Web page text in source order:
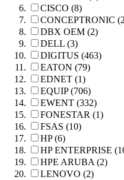
CISCO (8)
CONCEPTRONIC
DBX OEM (2)
DELL (3)
DIGITUS (463)
EATON (79)
EDNET (1)
EQUIP (706)
EWENT (332)
FONESTAR (1)
FSAS (10)
HP (6)
HP ENTERPRISE
HPE ARUBA (2)
LENOVO (2)